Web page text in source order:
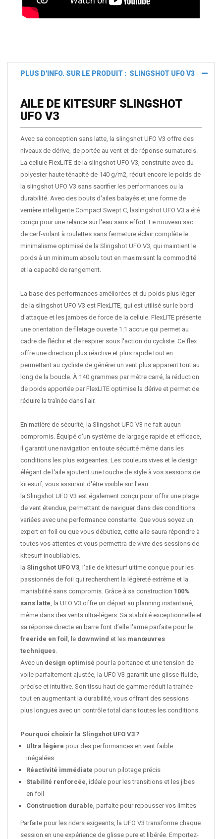
PLUS D'INFO. SUR LE PRODUIT : SLINGSHOT UFO V3
AILE DE KITESURF SLINGSHOT
UFO V3
Avec sa conception sans latte, la slingshot UFO V3 offre des
niveaux de dérive, de portée au vent et de réponse surnaturels.
La cellule FlexLITE de la slingshot UFO V3, construite avec du
polyester haute ténacité de 140 g/m2, réduit encore le poids de
la slingshot UFO V3 sans sacrifier les performances ou la
durabilité. Avec des bouts d'ailes balayés et une forme de
verrière intelligente Compact Swept C, laslingshot UFO V3 a été
conçu pour une relance sur l'eau sans effort. Le nouveau sac
de cerf-volant à roulettes sans fermeture éclair complète le
minimalisme optimisé de la Slingshot UFO V3, qui maintient le
poids à un minimum absolu tout en maximisant la commodité
et la capacité de rangement.
La base des performances améliorées et du poids plus léger
de la slingshot UFO V3 est FlexLITE, qui est utilisé sur le bord
d'attaque et les jambes de force de la cellule. FlexLITE présente
une orientation de filetage ouverte 1:1 accrue qui permet au
cadre de fléchir et de respirer sous l'action du cycliste. Ce flex
offre une direction plus réactive et plus rapide tout en
permettant au cycliste de générer un vent plus apparent tout au
long de la boucle. À 140 grammes par mètre carré, la réduction
de poids apportée par FlexLITE optimise la dérive et permet de
réduire la traînée dans l'air.
En matière de sécurité, la Slingshot UFO V3 ne fait aucun
compromis. Équipé d'un système de largage rapide et efficace,
il garantit une navigation en toute sécurité même dans les
conditions les plus exigeantes. Les couleurs vives et le design
élégant de l'aile ajoutent une touche de style à vos sessions de
kitesurf, vous assurant d'être visible sur l'eau.
la Slingshot UFO V3 est également conçu pour offrir une plage
de vent étendue, permettant de naviguer dans des conditions
variées avec une performance constante. Que vous soyez un
expert en foil ou que vous débutiez, cette aile saura répondre à
toutes vos attentes et vous permettra de vivre des sessions de
kitesurf inoubliables.
la Slingshot UFO V3, l'aile de kitesurf ultime conçue pour les
passionnés de foil qui recherchent la légèreté extrême et la
maniabilité sans compromis. Grâce à sa construction 100%
sans latte, la UFO V3 offre un départ au planning instantané,
même dans des vents ultra-légers. Sa stabilité exceptionnelle et
sa réponse directe en barre font d’elle l'arme parfaite pour le
freeride en foil , le downwind et les manœuvres
techniques.
Avec un design optimisé pour la portance et une tension de
voile parfaitement ajustée, la UFO V3 garantit une glisse fluide,
précise et intuitive. Son tissu haut de gamme réduit la traînée
tout en augmentant la durabilité, vous offrant des sessions
plus longues avec un contrôle total dans toutes les conditions.
Pourquoi choisir la Slingshot UFO V3 ?
Ultra légère pour des performances en vent faible
inégalées
Réactivité immédiate pour un pilotage précis
Stabilité renforcée, idéale pour les transitions et les jibes
en foil
Construction durable, parfaite pour repousser vos limites
Parfaite pour les riders exigeants, la UFO V3 transforme chaque
session en une expérience de glisse pure et libérée. Emportez-